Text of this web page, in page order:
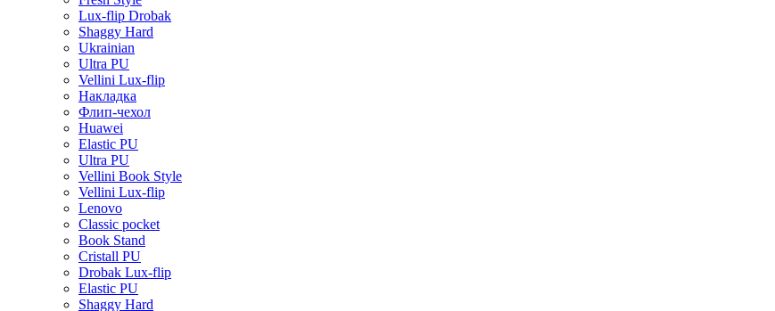
Lux-flip Drobak
Shaggy Hard
Ukrainian
Ultra PU
Vellini Lux-flip
Накладка
Флип-чехол
Huawei
Elastic PU
Ultra PU
Vellini Book Style
Vellini Lux-flip
Lenovo
Classic pocket
Book Stand
Cristall PU
Drobak Lux-flip
Elastic PU
Shaggy Hard